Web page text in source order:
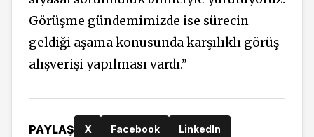
Görüşme gündemimizde ise sürecin
geldiği aşama konusunda karşılıklı görüş
alışverişi yapılması vardı.”
PAYLAŞ X Facebook LinkedIn